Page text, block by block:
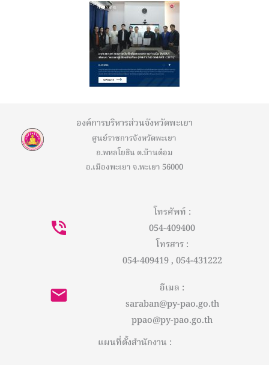
องค์การบริหารส่วนจังหวัดพะเยา
ศูนย์ราชการจังหวัดพะเยา
ถ.พหลโยธิน ต.บ้านต๋อม
อ.เมืองพะเยา จ.พะเยา 56000
โทรศัพท์ :
054-409400
โทรสาร :
054-409419 , 054-431222
อีเมล :
saraban@py-pao.go.th
ppao@py-pao.go.th
แผนที่ตั้งสำนักงาน :